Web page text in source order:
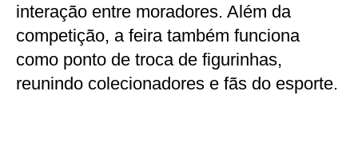
interação entre moradores. Além da
competição, a feira também funciona
como ponto de troca de figurinhas,
reunindo colecionadores e fãs do esporte.